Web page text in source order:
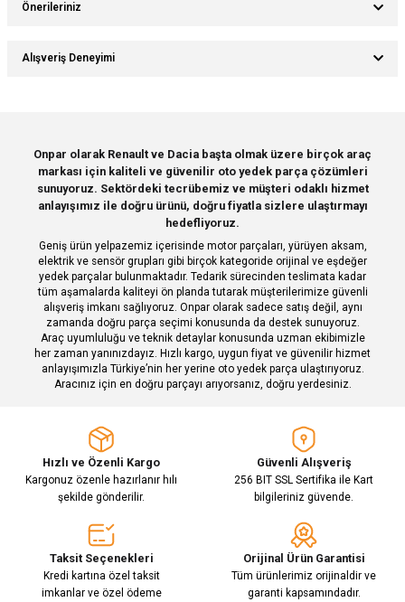
Önerileriniz
Bu ürünün fiyat bilgisi, resim, ürün açıklamalarında ve diğer konularda
yetersiz gördüğünüz noktaları öneri formunu kullanarak tarafımıza
Ürün resmi kalitesiz, bozuk veya görüntülenemiyor.
Ürün açıklamasında eksik bilgiler bulunuyor.
Ürün bilgilerinde hatalar bulunuyor.
Ürün fiyatı diğer sitelerden daha pahalı.
Bu ürüne benzer farklı alternatifler olmalı.
Gönder
Alışveriş Deneyimi
Deneyimini Paylaş
Onpar olarak Renault ve Dacia başta olmak üzere birçok araç
markası için kaliteli ve güvenilir oto yedek parça çözümleri
sunuyoruz. Sektördeki tecrübemiz ve müşteri odaklı hizmet
anlayışımız ile doğru ürünü, doğru fiyatla sizlere ulaştırmayı
hedefliyoruz.
Geniş ürün yelpazemiz içerisinde motor parçaları, yürüyen aksam,
elektrik ve sensör grupları gibi birçok kategoride orijinal ve eşdeğer
yedek parçalar bulunmaktadır. Tedarik sürecinden teslimata kadar
tüm aşamalarda kaliteyi ön planda tutarak müşterilerimize güvenli
alışveriş imkanı sağlıyoruz. Onpar olarak sadece satış değil, aynı
zamanda doğru parça seçimi konusunda da destek sunuyoruz.
Araç uyumluluğu ve teknik detaylar konusunda uzman ekibimizle
her zaman yanınızdayız. Hızlı kargo, uygun fiyat ve güvenilir hizmet
anlayışımızla Türkiye’nin her yerine oto yedek parça ulaştırıyoruz.
Aracınız için en doğru parçayı arıyorsanız, doğru yerdesiniz.
Hızlı ve Özenli Kargo
Kargonuz özenle hazırlanır hılı
şekilde gönderilir.
Güvenli Alışveriş
256 BIT SSL Sertifika ile Kart
bilgileriniz güvende.
Taksit Seçenekleri
Kredi kartına özel taksit
imkanlar ve özel ödeme
Orijinal Ürün Garantisi
Tüm ürünlerimiz orijinaldir ve
garanti kapsamındadır.